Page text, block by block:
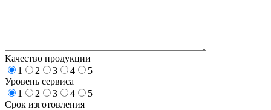
Качество продукции
1
2 3 4
5
Уровень сервиса
1
2 3 4
5
Срок изготовления